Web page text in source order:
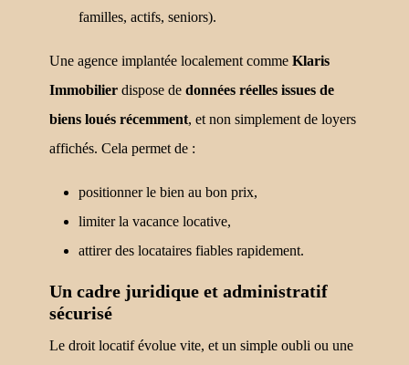
familles, actifs, seniors).
Une agence implantée localement comme Klaris
Immobilier dispose de données réelles issues de
biens loués récemment, et non simplement de loyers
affichés. Cela permet de :
positionner le bien au bon prix,
limiter la vacance locative,
attirer des locataires fiables rapidement.
Un cadre juridique et administratif
sécurisé
Le droit locatif évolue vite, et un simple oubli ou une